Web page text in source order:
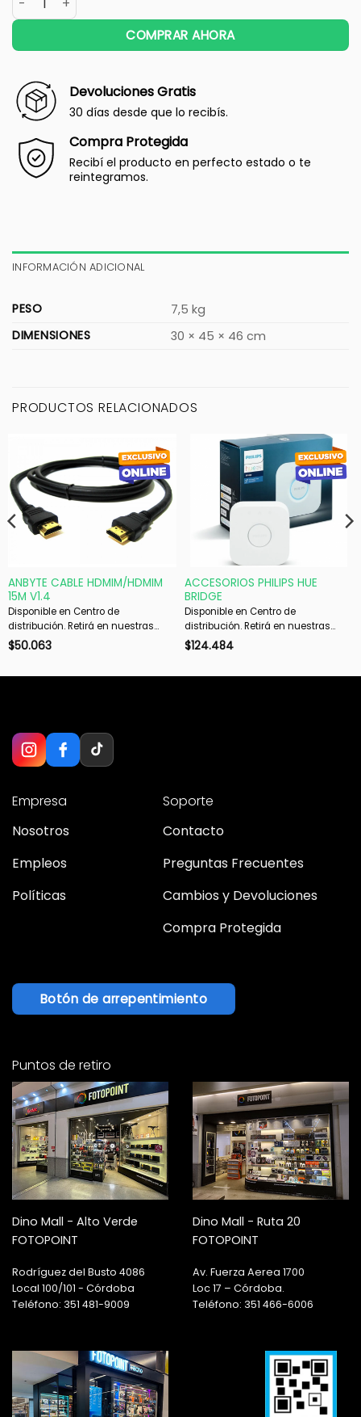
COMPRAR AHORA
Devoluciones Gratis
30 días desde que lo recibís.
Compra Protegida
Recibí el producto en perfecto estado o te
reintegramos.
INFORMACIÓN ADICIONAL
PESO
7,5 kg
DIMENSIONES
30 × 45 × 46 cm
PRODUCTOS RELACIONADOS
ANBYTE CABLE HDMIM/HDMIM
15M V1.4
Disponible en Centro de
distribución. Retirá en nuestras
sucursales en 48 hs hábiles. Si es
$50.063
ACCESORIOS PHILIPS HUE
BRIDGE
Disponible en Centro de
distribución. Retirá en nuestras
sucursales en 48 hs hábiles. Si es
$124.484
Empresa
Nosotros
Empleos
Políticas
Soporte
Contacto
Preguntas Frecuentes
Cambios y Devoluciones
Compra Protegida
Botón de arrepentimiento
Puntos de retiro
Dino Mall - Alto Verde
FOTOPOINT
Rodríguez del Busto 4086
Local 100/101 - Córdoba
Teléfono: 351 481-9009
Dino Mall - Ruta 20
FOTOPOINT
Av. Fuerza Aerea 1700
Loc 17 – Córdoba.
Teléfono: 351 466-6006